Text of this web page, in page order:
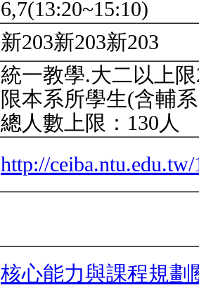
6,7(13:20~15:10)
新203新203新203
統一教學.大二以上
限本系所學生(含輔
總人數上限：130人
http://
核心能力與課程規劃